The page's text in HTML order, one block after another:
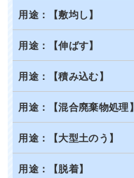
用途：【敷均し】
用途：【伸ばす】
用途：【積み込む】
用途：【混合廃棄物処理】
用途：【大型土のう】
用途：【脱着】